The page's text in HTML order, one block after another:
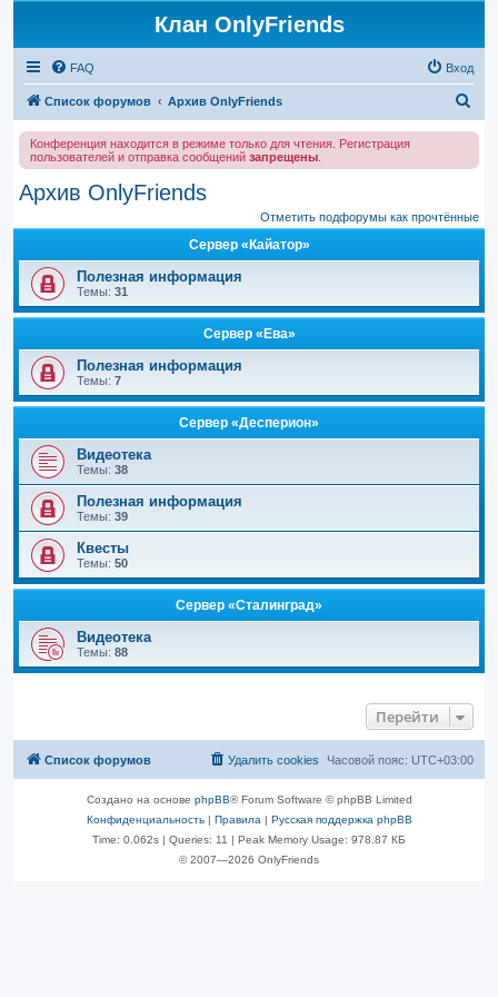
Клан OnlyFriends
FAQ Вход
Список форумов Архив OnlyFriends
Конференция находится в режиме только для чтения. Регистрация
пользователей и отправка сообщений запрещены
Архив OnlyFriends
Отметить подфорумы как прочтённые
Сервер «Кайатор»
Полезная информация
Темы: 31
Сервер «Ева»
Полезная информация
Темы: 7
Сервер «Десперион»
Видеотека
Темы: 38
Полезная информация
Темы: 39
Квесты
Темы: 50
Сервер «Сталинград»
Видеотека
Темы: 88
Перейти
Список форумов Часовой пояс: UTC+03:00
Удалить cookies
Создано на основе phpBB® Forum Software © phpBB Limited
Конфиденциальность| Правила | Русская поддержка phpBB
Time: 0.062s | Queries: 11 | Peak Memory Usage: 978.87 КБ
© 2007—2026 OnlyFriends